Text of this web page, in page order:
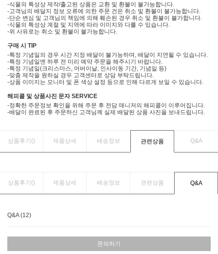
-식물의 특성상 제작/출고된 상품은 교환 및 환불이 불가능합니다.
-고객님의 배달지 정보 오류에 의한 주문 건은 취소 및 환불이 불가능합니다.
-단순 변심 및 고객님의 책임에 의해 훼손된 경우 취소 및 환불이 불가합니다.
-식물의 특성상 계절 및 지역에 따라 이미지와 다를 수 있습니다.
-위 사유로는 취소 및 환불이 불가능합니다.
구매 시 TIP
-특정 기념일의 경우 시간 지정 배달이 불가능하며, 배달이 지연될 수 있습니다.
-특정 기념일엔 하루 전 미리 예약 주문을 해주시기 바랍니다.
-특정 기념일(크리스마스, 어버이날, 인사이동 기간, 기념일 등)
-맞춤 제작을 원하실 경우 고객센터로 상담 부탁드립니다.
-상품 이미지는 모니터 및 폰 색상 설정 등으로 인해 다르게 보일 수 있습니다.
해피콜 및 상품사진 문자 SERVICE
-정확한 주문정보 확인을 위해 주문 후 전담 매니저의 해피콜이 이루어집니다.
-배달이 완료된 후 주문하신 고객님께 실제 배달된 상품 사진을 보내드립니다.
상품후기() 제품상세 배송정보 관련상품 Q&A
상품후기() 제품상세 배송정보 관련상품 Q&A
Q&A (12)
문의하기